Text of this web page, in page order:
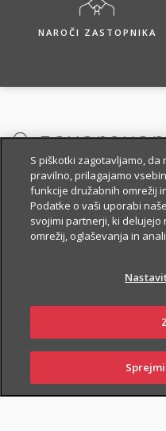
NAROČI ZASTOPNIKA
O
V okviru Fleksa za starejše ste
za primer nezgodne smrti,
S piškotki zagotavljamo,
pravilno, prilagajamo
funkcije družabnih omrežij
Podatke o vaši uporabi
svojimi partnerji, ki
omrežij, oglaševanja in